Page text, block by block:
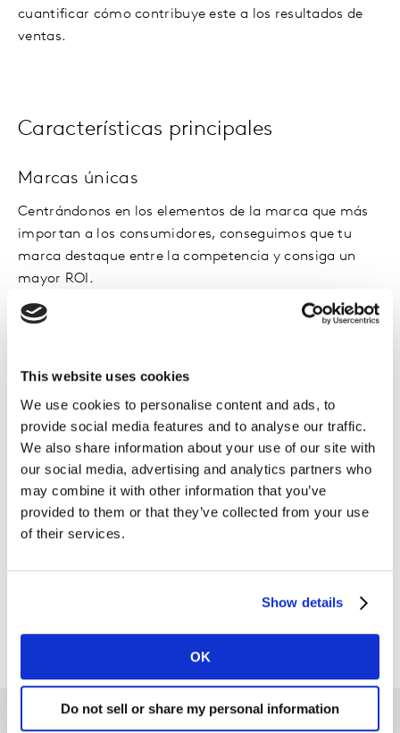
This website uses cookies
We use cookies to personalise content and ads, to
provide social media features and to analyse our traffic.
We also share information about your use of our site with
our social media, advertising and analytics partners who
may combine it with other information that you’ve
provided to them or that they’ve collected from your use
of their services.
Show details
OK
Do not sell or share my personal information
cuantificar cómo contribuye este a los resultados de
ventas.
Características principales
Marcas únicas
Centrándonos en los elementos de la marca que más
importan a los consumidores, conseguimos que tu
marca destaque entre la competencia y consiga un
mayor ROI.
y datos preexistentes
comportamiento humano y el funcionamiento de las
marcas con datos preexistentes para que puedas
tomar las decisiones más inteligentes rápidamente.
Cómo impactan los medios en los drivers
marca
Identificamos y optimizamos los componentes del mix